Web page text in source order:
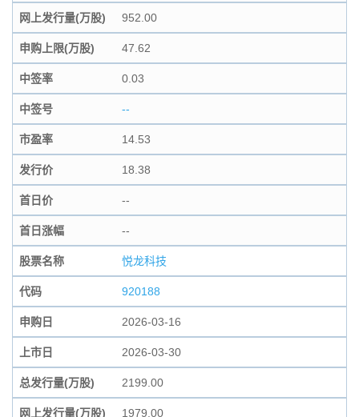
网上发行量(万股) 952.00
申购上限(万股) 47.62
中签率 0.03
中签号 --
市盈率 14.53
发行价 18.38
首日价 --
首日涨幅 --
股票名称 悦龙科技
代码 920188
申购日 2026-03-16
上市日 2026-03-30
总发行量(万股) 2199.00
网上发行量(万股) 1979.00